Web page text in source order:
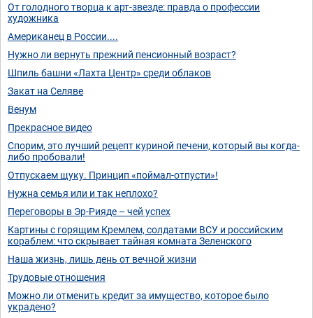
От голодного творца к арт-звезде: правда о профессии
художника
Американец в России....
Нужно ли вернуть прежний пенсионный возраст?
Шпиль башни «Лахта Центр» среди облаков
Закат на Селяве
Венум
Прекрасное видео
Спорим, это лучший рецепт куриной печени, который вы когда-
либо пробовали!
Отпускаем щуку. Принцип «поймал-отпусти»!
Нужна семья или и так неплохо?
Переговоры в Эр-Рияде – чей успех
Картины с горящим Кремлем, солдатами ВСУ и российским
кораблем: что скрывает тайная комната Зеленского
Наша жизнь, лишь день от вечной жизни
Трудовые отношения
Можно ли отменить кредит за имущество, которое было
украдено?